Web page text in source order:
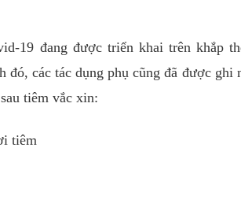
19 đang được triển khai trên khắp
đó, các tác dụng phụ cũng đã được
tiêm vắc xin:
tiêm